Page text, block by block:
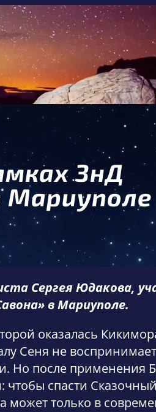
ЗнД
Мариуполе
Сергея Юдакова,
в Мариуполе.
оказалась
Сеня не воспринимает
Но после применения
чтобы спасти
может только в